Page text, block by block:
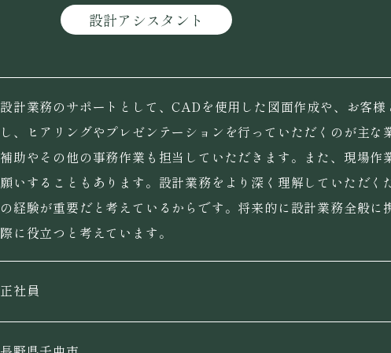
設計アシスタント
設計業務のサポートとして、CADを使用した図面作成や、お客様
し、ヒアリングやプレゼンテーションを行っていただくのが主な
補助やその他の事務作業も担当していただきます。また、現場作
願いすることもあります。設計業務をより深く理解していただく
の経験が重要だと考えているからです。将来的に設計業務全般に
際に役立つと考えています。
正社員